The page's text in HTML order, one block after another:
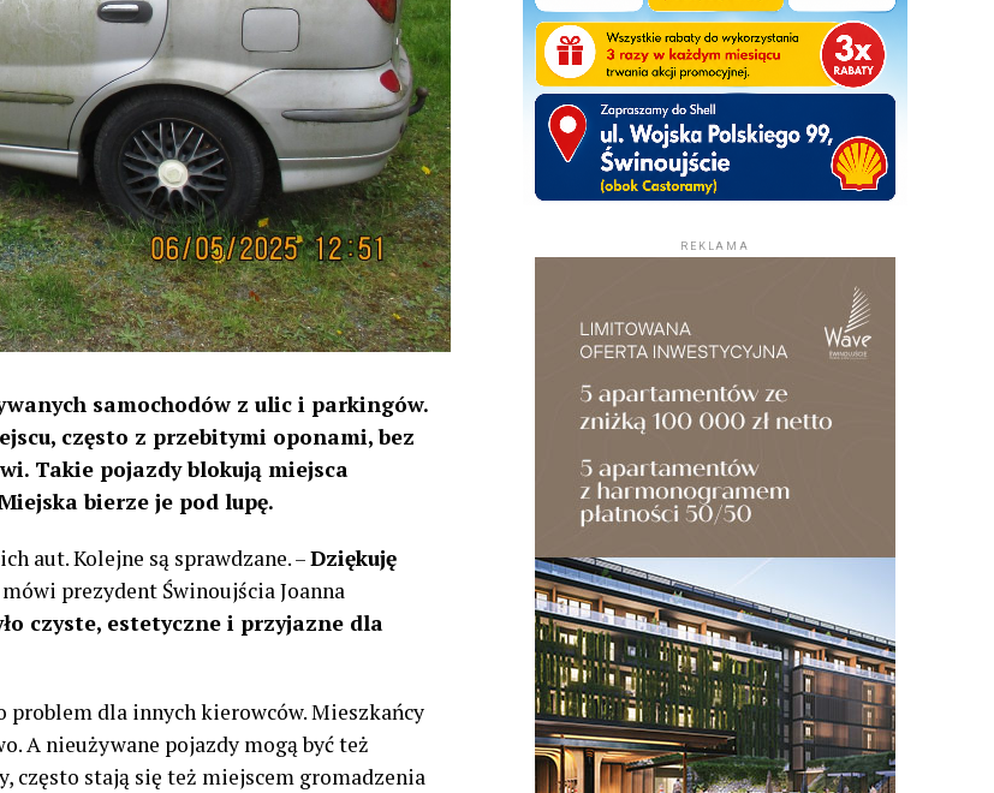
samochodów z ulic i parkingów.
często z przebitymi oponami, bez
Takie pojazdy blokują miejsca
bierze je pod lupę.
aut. Kolejne są sprawdzane. –Dziękuję
mówi prezydent Świnoujścia Joanna
czyste, estetyczne i przyjazne dla
dla innych kierowców. Mieszkańcy
A nieużywane pojazdy mogą być też
często stają się też miejscem gromadzenia
REKLAMA